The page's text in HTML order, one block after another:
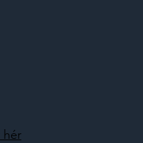
hér